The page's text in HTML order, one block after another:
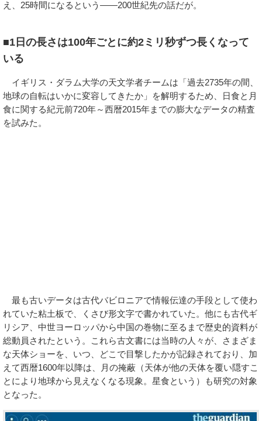
え、25時間になるという――200世紀先の話だが。
■1日の長さは100年ごとに約2ミリ秒ずつ長くなって
いる
イギリス・ダラム大学の天文学者チームは「過去2735年の間、
地球の自転はいかに変容してきたか」を解明するため、日食と月
食に関する紀元前720年～西暦2015年までの膨大なデータの精査
を試みた。
最も古いデータは古代バビロニアで情報伝達の手段として使わ
れていた粘土板で、くさび形文字で書かれていた。他にも古代ギ
リシア、中世ヨーロッパから中国の巻物に至るまで歴史的資料が
総動員されたという。これら古文書には当時の人々が、さまざま
な天体ショーを、いつ、どこで目撃したかが記録されており、加
えて西暦1600年以降は、月の掩蔽（天体が他の天体を覆い隠すこ
とにより地球から見えなくなる現象。星食という）も研究の対象
となった。